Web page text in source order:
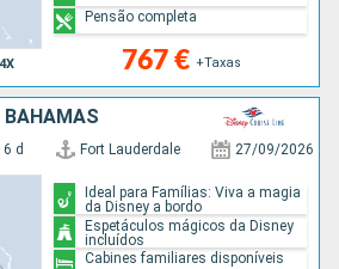
767 € +Taxas
Pensão completa
BAHAMAS
6 d Fort Lauderdale 27/09/2026
Ideal para Famílias: Viva a magia
da Disney a bordo
Espetáculos mágicos da Disney
incluídos
Cabines familiares disponíveis